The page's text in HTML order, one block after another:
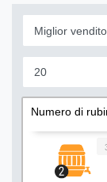
Numero di